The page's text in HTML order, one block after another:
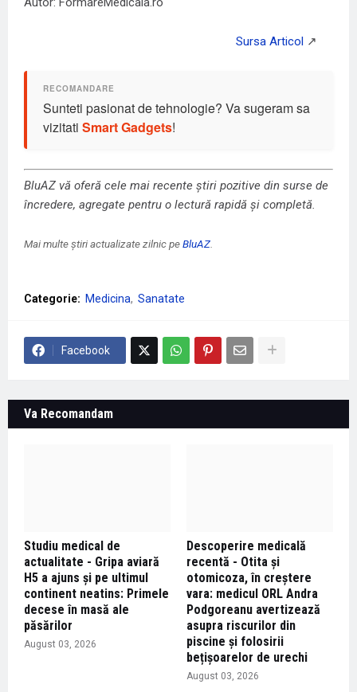
Sunteti pasionat de tehnologie? Va sugeram sa
vizitati Smart Gadgets!
BluAZ vă oferă cele mai recente știri pozitive din surse de
încredere, agregate pentru o lectură rapidă și completă.
Mai multe știri actualizate zilnic peBluAZ.
Categorie: Medicina Sanatate
Facebook
Va Recomandam
Studiu medical de
actualitate - Gripa aviară
H5 a ajuns și pe ultimul
continent neatins: Primele
decese în masă ale
păsărilor
August 03, 2026
Descoperire medicală
recentă - Otita și
otomicoza, în creștere
vara: medicul ORL Andra
Podgoreanu avertizează
asupra riscurilor din
piscine și folosirii
bețișoarelor de urechi
August 03, 2026